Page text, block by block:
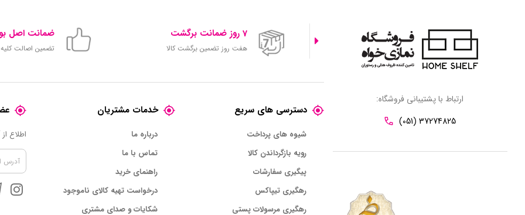
ارتباط با پشتیبانی فروشگاه:
(051) 37274825
7 روز ضمانت برگشت
هفت روز تضمین برگشت کالا
ضمانت اصل
تضمین اصالت کلیه
دسترسی های سریع
شیوه های پرداخت
رویه بازگرداندن کالا
پیگیری سفارشات
رهگیری تیپاکس
رهگیری مرسولات پستی
خدمات مشتریان
درباره ما
تماس با ما
راهنمای خرید
درخواست تهیه کالای ناموجود
شکایات و صدای مشتری
اطلاع